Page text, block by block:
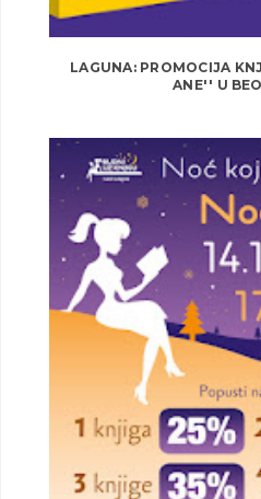
LAGUNA: PROMOCIJA
ANE'' U